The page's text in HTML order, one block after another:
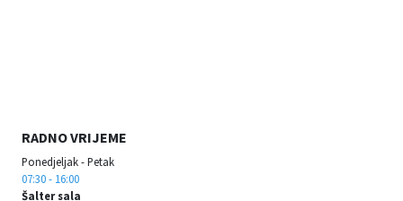
RADNO VRIJEME
Ponedjeljak - Petak
07:30 - 16:00
Šalter sala